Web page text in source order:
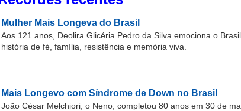
Mulher Mais Longeva do Brasil
Aos 121 anos, Deolira Glicéria Pedro da Silva emociona o
história de fé, família, resistência e memória viva.
Mais Longevo com Síndrome de Down no Brasil
João César Melchiori, o Neno, completou 80 anos em 30 de